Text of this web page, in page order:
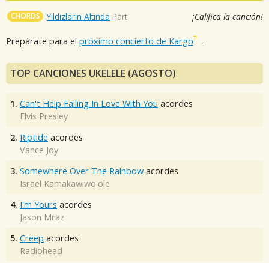
CHORDS Yıldızların Altında Part ¡Califica la canción!
Prepárate para el próximo concierto de Kargo .
TOP CANCIONES UKELELE (AGOSTO)
1. Can't Help Falling In Love With You acordes
Elvis Presley
2. Riptide acordes
Vance Joy
3. Somewhere Over The Rainbow acordes
Israel Kamakawiwo'ole
4. I'm Yours acordes
Jason Mraz
5. Creep acordes
Radiohead